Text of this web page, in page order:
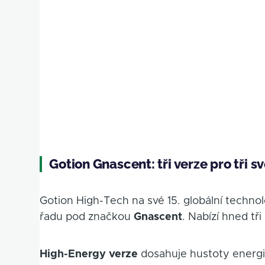
Gotion Gnascent: tři verze pro tři
Gotion High-Tech na své 15. globální
řadu pod značkouGnascent. Nabízí hned tři
High-Energy verze dosahuje hustoty